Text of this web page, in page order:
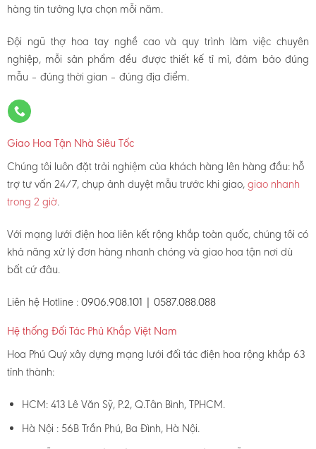
hàng tin tưởng lựa chọn mỗi năm.
Đội ngũ thợ hoa tay nghề cao và quy trình làm việc chuyên
nghiệp, mỗi sản phẩm đều được thiết kế tỉ mỉ, đảm bảo đúng
mẫu – đúng thời gian – đúng địa điểm.
Giao Hoa Tận Nhà Siêu Tốc
Chúng tôi luôn đặt trải nghiệm của khách hàng lên hàng đầu: hỗ
trợ tư vấn 24/7, chụp ảnh duyệt mẫu trước khi giao,giao nhanh
trong 2 giờ.
Với mạng lưới điện hoa liên kết rộng khắp toàn quốc, chúng tôi có
khả năng xử lý đơn hàng nhanh chóng và giao hoa tận nơi dù
bất cứ đâu.
Liên hệ Hotline : 0906.908.101 | 0587.088.088
Hệ thống Đối Tác Phủ Khắp Việt Nam
Hoa Phú Quý xây dựng mạng lưới đối tác điện hoa rộng khắp 63
tỉnh thành:
HCM: 413 Lê Văn Sỹ, P.2, Q.Tân Bình, TPHCM.
Hà Nội : 56B Trần Phú, Ba Đình, Hà Nội.